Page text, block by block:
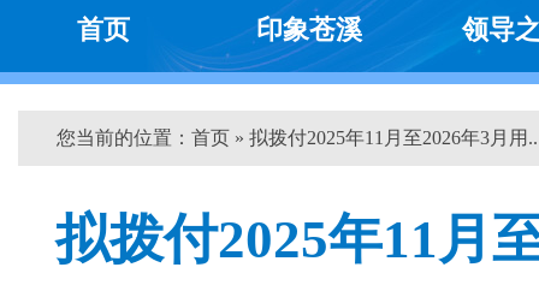
首页 印象苍溪 领导
您当前的位置： 首页 » 拟拨付2025年11月至2026年3月用
拟拨付2025年11月